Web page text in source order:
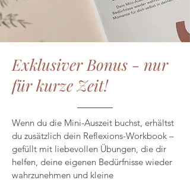
Exklusiver Bonus - nur
für kurze Zeit!
Wenn du die Mini-Auszeit buchst, erhältst
du zusätzlich dein Reflexions-Workbook –
gefüllt mit liebevollen Übungen, die dir
helfen, deine eigenen Bedürfnisse wieder
wahrzunehmen und kleine